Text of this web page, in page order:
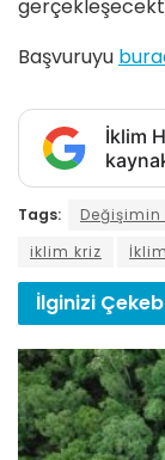
Başvuruyu
İklim
Tags:
iklim kriz
İlginizi